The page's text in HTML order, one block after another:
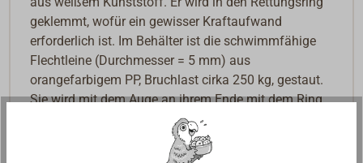
geklemmt, wofür ein gewisser Kraftaufwand
erforderlich ist. Im Behälter ist die schwimmfähige
Flechtleine (Durchmesser = 5 mm) aus
orangefarbigem PP, Bruchlast cirka 250 kg, gestaut.
Sie wird mit dem Auge an ihrem Ende mit dem Ring
Die Leine ist so gegen Verwitterung und